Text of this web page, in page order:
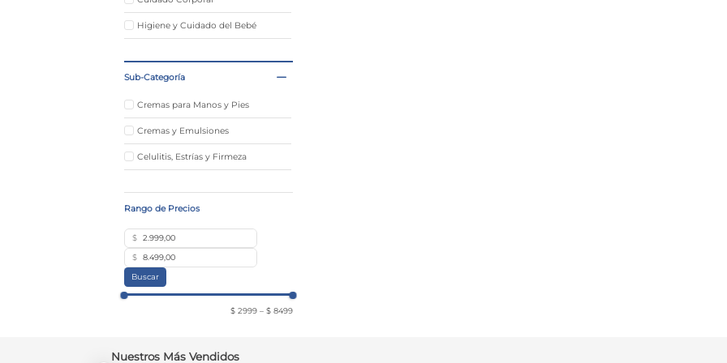
Higiene y Cuidado del Bebé
Sub-Categoría
Cremas para Manos y Pies
Cremas y Emulsiones
Celulitis, Estrías y Firmeza
$
$
Buscar
$ 2999 – $ 8499
Nuestros Más Vendidos